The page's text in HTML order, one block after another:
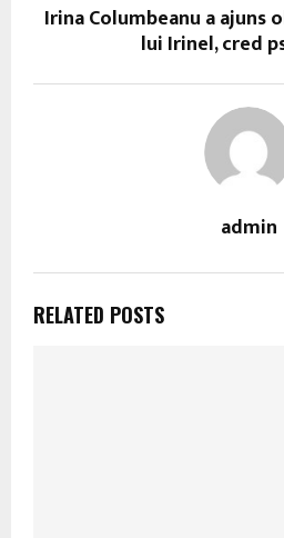
Irina Columbeanu a ajuns
lui Irinel, cred
admin
RELATED POSTS